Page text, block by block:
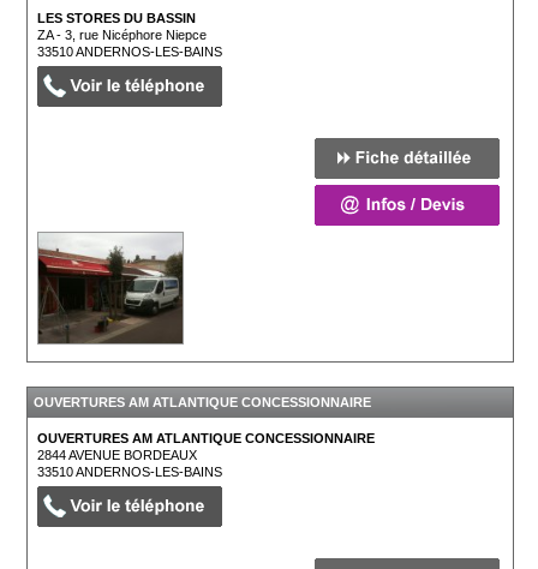
LES STORES DU BASSIN
ZA - 3, rue Nicéphore Niepce
33510ANDERNOS-LES-BAINS
OUVERTURES AM ATLANTIQUE CONCESSIONNAIRE
ANDERNOS-LES-BAINS - 33
OUVERTURES AM ATLANTIQUE CONCESSIONNAIRE
2844 AVENUE BORDEAUX
33510ANDERNOS-LES-BAINS